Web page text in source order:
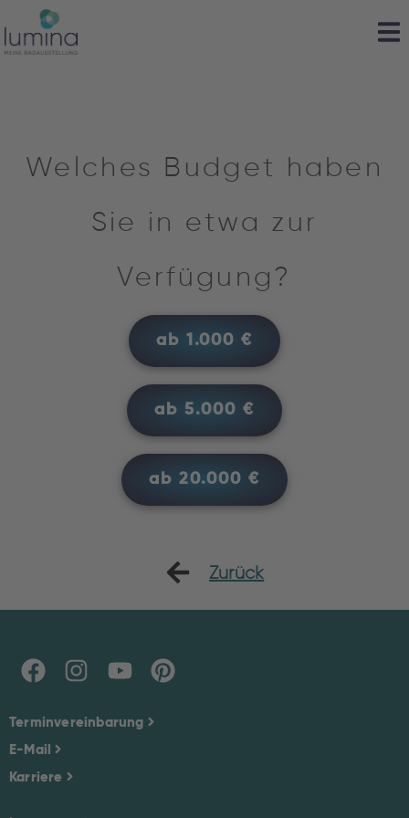
Welches Budget haben
Sie in etwa zur
Verfügung?
ab 1.000 €
ab 5.000 €
ab 20.000 €
Zurück
Terminvereinbarung
E-Mail
Karriere